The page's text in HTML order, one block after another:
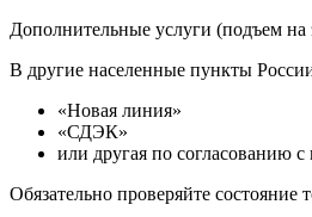
Дополнительные услуги (подъем на
В другие населенные пункты
«Новая линия»
«СДЭК»
или другая по согласованию
Обязательно проверяйте